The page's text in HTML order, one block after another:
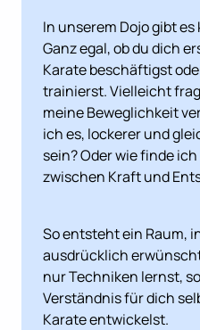
In unserem Dojo gibt
Ganz egal, ob du dich
Karate beschäftigst
trainierst. Vielleicht
meine Beweglichkeit
ich es, lockerer und
sein? Oder wie finde
zwischen Kraft und
So entsteht ein Raum,
ausdrücklich
nur Techniken lernst,
Verständnis für dich
Karate entwickelst.